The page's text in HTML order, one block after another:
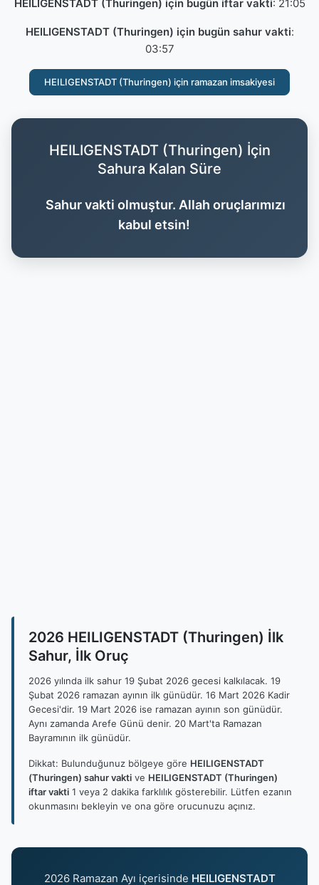
HEILIGENSTADT (Thuringen) için bugün iftar vakti: 21:05
HEILIGENSTADT (Thuringen) için bugün sahur vakti:
03:57
HEILIGENSTADT (Thuringen) için ramazan imsakiyesi
HEILIGENSTADT (Thuringen) İçin
Sahura Kalan Süre
Sahur vakti olmuştur. Allah oruçlarımızı
kabul etsin!
2026 HEILIGENSTADT (Thuringen) İlk
Sahur, İlk Oruç
2026 yılında ilk sahur 19 Şubat 2026 gecesi kalkılacak. 19
Şubat 2026 ramazan ayının ilk günüdür. 16 Mart 2026 Kadir
Gecesi'dir. 19 Mart 2026 ise ramazan ayının son günüdür.
Aynı zamanda Arefe Günü denir. 20 Mart'ta Ramazan
Bayramının ilk günüdür.
Dikkat: Bulunduğunuz bölgeye göre HEILIGENSTADT
(Thuringen) sahur vakti ve HEILIGENSTADT (Thuringen)
iftar vakti 1 veya 2 dakika farklılık gösterebilir. Lütfen ezanın
okunmasını bekleyin ve ona göre orucunuzu açınız.
2026 Ramazan Ayı içerisinde HEILIGENSTADT